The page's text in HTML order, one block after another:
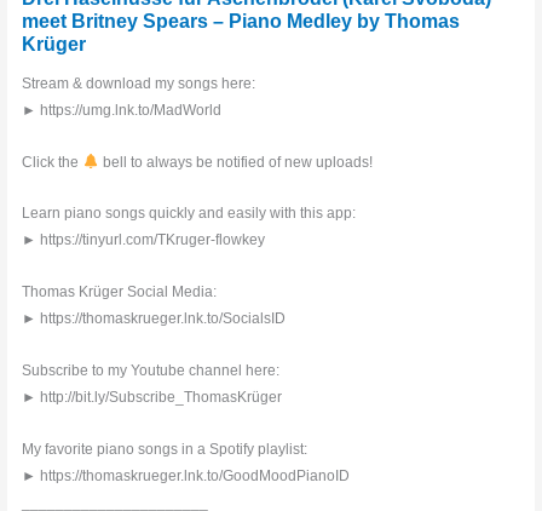
meet Britney Spears – Piano Medley by Thomas
Krüger
Stream & download my songs here:
► https://umg.lnk.to/MadWorld
Click the bell to always be notified of new uploads!
Learn piano songs quickly and easily with this app:
► https://tinyurl.com/TKruger-flowkey
Thomas Krüger Social Media:
► https://thomaskrueger.lnk.to/SocialsID
Subscribe to my Youtube channel here:
► http://bit.ly/Subscribe_ThomasKrüger
My favorite piano songs in a Spotify playlist:
► https://thomaskrueger.lnk.to/GoodMoodPianoID